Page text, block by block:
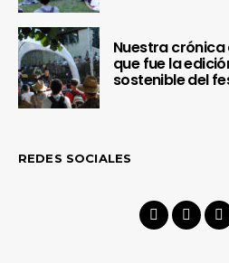
Nuestra crónica
que fue la
sostenible del
REDES SOCIALES